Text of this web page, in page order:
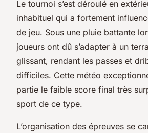
Le tournoi s’est déroulé en
inhabituel qui a fortement
de jeu. Sous une pluie battante
joueurs ont dû s’adapter à un
glissant, rendant les passes et
difficiles. Cette météo
partie le faible score final très
sport de ce type.
L’organisation des épreuves se